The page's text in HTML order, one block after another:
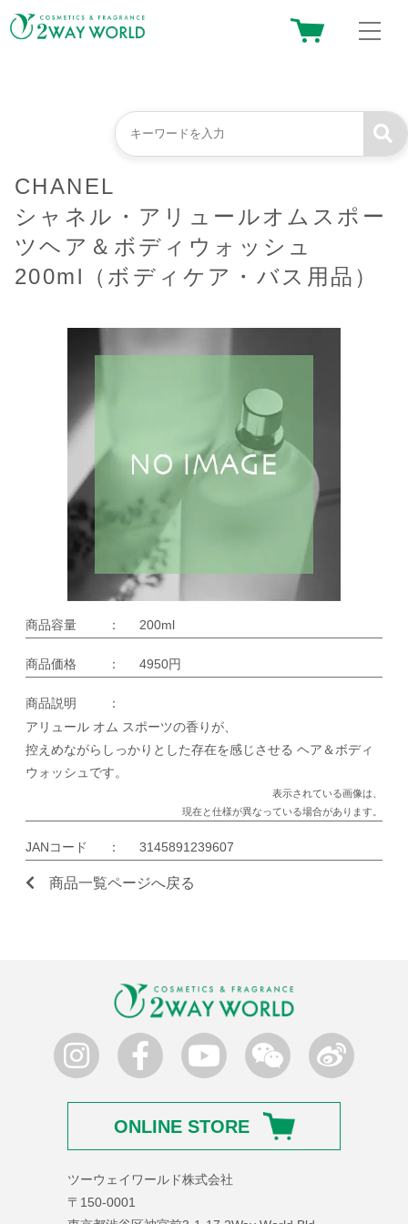
CHANEL
シャネル・アリュールオムスポー
ツヘア＆ボディウォッシュ
200ml（ボディケア・バス用品）
商品容量 ： 200ml
商品価格 ： 4950円
商品説明
：
アリュール オム スポーツの香りが、
控えめながらしっかりとした存在を感じさせる ヘア＆ボディ
ウォッシュです。
表示されている画像は、
現在と仕様が異なっている場合があります。
JANコード ： 3145891239607
商品一覧ページへ戻る
ONLINE STORE
ツーウェイワールド株式会社
〒150-0001